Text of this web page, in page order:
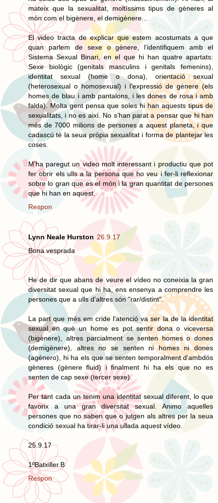
mateix que la sexualitat, moltíssims tipus de gèneres al
món com el bigènere, el demigènere...
El video tracta de explicar que estem acostumats a que
quan parlem de sexe o gènere, l’identifiquem amb el
Sistema Sexual Binari, en el que hi han quatre apartats:
Sexe biològic (genitals masculins i genitals femenins),
identitat sexual (home o dona), orientació sexual
(heterosexual o homosexual) i l’expressió de gènere (els
homes de blau i amb pantalons, i les dones de rosa i amb
falda). Molta gent pensa que soles hi han aquests tipus de
sexualitats, i no es així. No s’han parat a pensar que hi han
més de 7000 milions de persones a aquest planeta, i que
cadascú té la seua pròpia sexualitat i forma de plantejar les
coses.
M’ha paregut un video molt interessant i productiu que pot
fer obrir els ulls a la persona que ho veu i fer-li reflexionar
sobre lo gran que es el món i la gran quantitat de persones
que hi han en aquest.
Respon
Lynn Neale Hurston 26.9.17
Bona vesprada
He de dir que abans de veure el vídeo no coneixia la gran
diversitat sexual que hi ha, ens ensenya a comprendre les
persones que a ulls d'altres són "rar/distint".
La part que més em cride l'atenció va ser la de la identitat
sexual en què un home es pot sentir dona o viceversa
(bigènere), altres parcialment se senten homes o dones
(demigènere), altres no se senten ni homes ni dones
(agénero), hi ha els que se senten temporalment d'ambdós
gèneres (gènere fluid) i finalment hi ha els que no es
senten de cap sexe (tercer sexe).
Per tant cada un tenim una identitat sexual diferent, lo que
favorix a una gran diversitat sexual. Animo aquelles
persones que no saben que o jutgen als altres per la seua
condició sexual ha tirar-li una ullada aquest vídeo.
25.9.17
1ºBatxiller.B
Respon